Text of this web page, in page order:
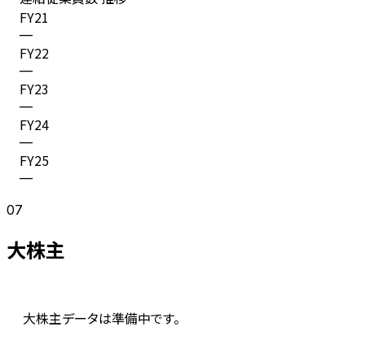
FY21
—
FY22
—
FY23
—
FY24
—
FY25
—
07
大株主
大株主データは準備中です。